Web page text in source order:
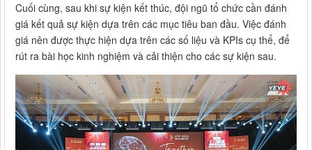
Cuối cùng, sau khi sự kiện kết thúc, đội ngũ tổ chức cần đánh
giá kết quả sự kiện dựa trên các mục tiêu ban đầu. Việc đánh
giá nên được thực hiện dựa trên các số liệu và KPIs cụ thể, để
rút ra bài học kinh nghiệm và cải thiện cho các sự kiện sau.